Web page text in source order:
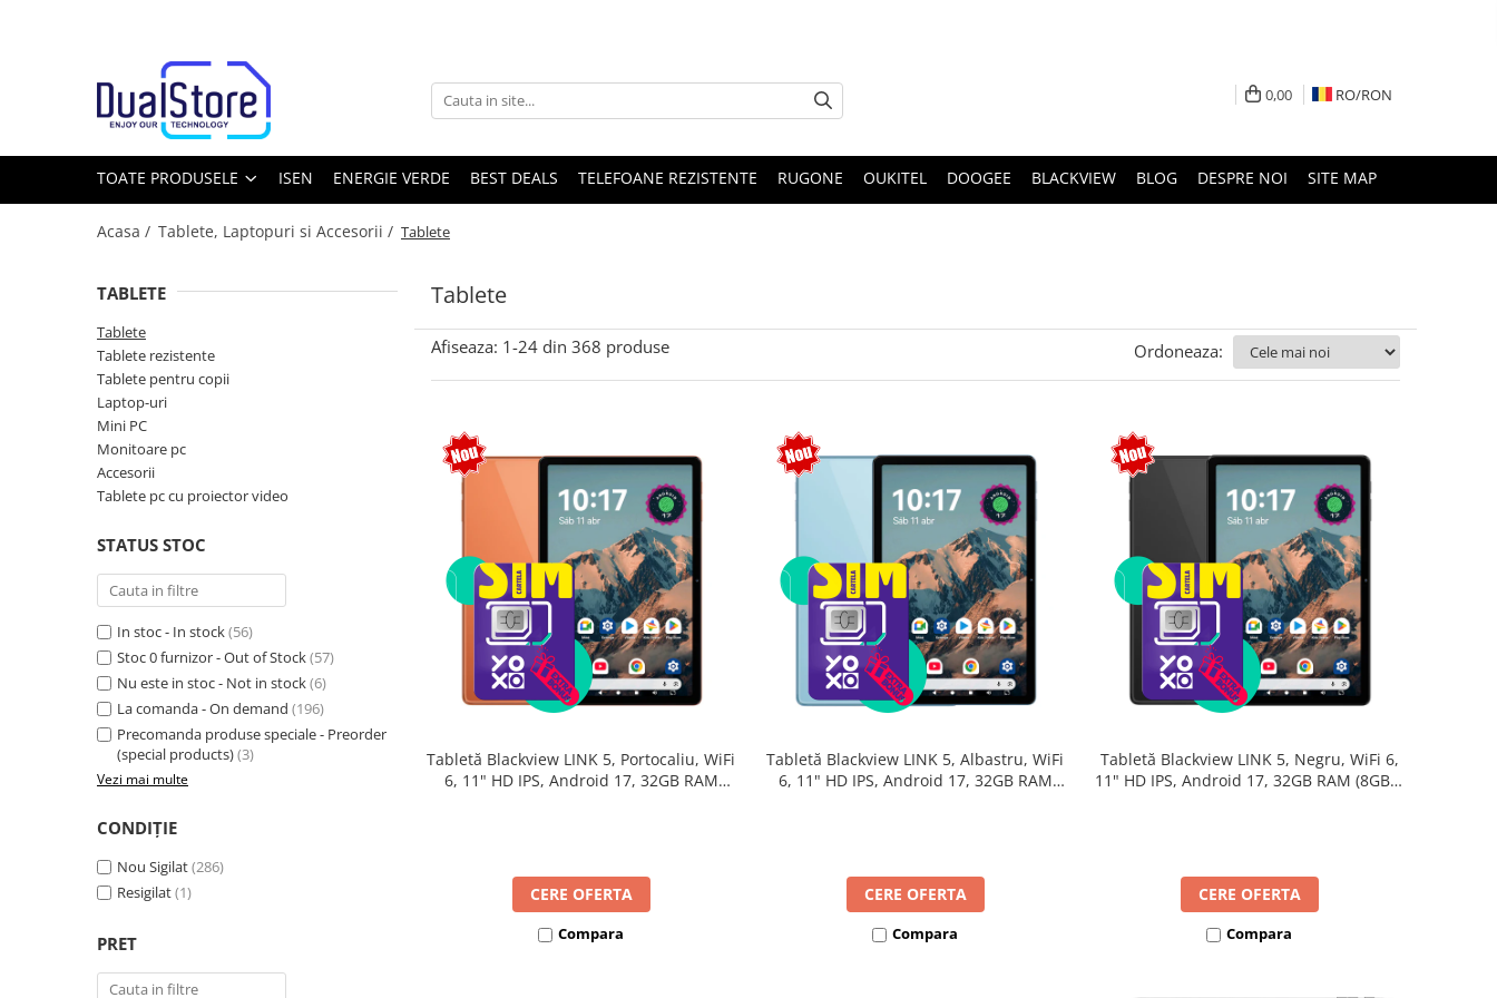
Producatori Telefoane Mobila
Telefoane mobile
Toate ( smart si clasice )
Telefoane cu proiector video
Telefoane (Smartphone) 5G
Telefoane cu camera termica
Telefoane clasice
Piese si accesorii telefoane mobile
Producatori telefoane
Telefoane mobile RugOne
Telefoane mobile Doogee
Telefoane mobile Oukitel
Telefoane mobile Ulefone
Telefoane mobile Unihertz
Telefoane mobile Cubot
Telefoane mobile Blackview
Telefoane mobile OSCAL
Telefoane mobile Fossibot
Telefoane mobile Lagenio
Telefoane mobile iSEN
Telefoane mobile F150
Telefoane mobile HUAWEI
Telefoane mobile Xiaomi
Telefoane mobile AGM
0,00 RO/RON
TOATE PRODUSELE ISEN ENERGIE VERDE BEST DEALS TELEFOANE REZISTENTE RUGONE OUKITEL DOOGEE BLACKVIEW BLOG DESPRE NOI SITE MAP
Acasa / Tablete, Laptopuri si Accesorii / Tablete
Tablete
TABLETE
Tablete
Tablete rezistente
Tablete pentru copii
Laptop-uri
Mini PC
Monitoare pc
Accesorii
Tablete pc cu proiector video
STATUS STOC
In stoc - In stock(56)
Stoc 0 furnizor - Out of Stock(57)
Nu este in stoc - Not in stock(6)
La comanda - On demand (196)
Precomanda produse speciale - Preorder
(special products)(3)
Vezi mai multe
CONDIȚIE
Nou Sigilat(286)
Resigilat(1)
PRET
Afiseaza: 1-24 din 368 produse Ordoneaza:
Tabletă Blackview LINK 5, Portocaliu, WiFi
6, 11" HD IPS, Android 17, 32GB RAM
CERE OFERTA
Compara
Tabletă Blackview LINK 5, Albastru, WiFi
6, 11" HD IPS, Android 17, 32GB RAM
CERE OFERTA
Compara
Tabletă Blackview LINK 5, Negru, WiFi 6,
11" HD IPS, Android 17, 32GB RAM (8GB +
CERE OFERTA
Compara